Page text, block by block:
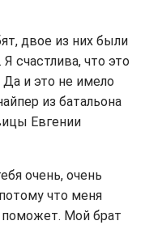
двое из них были
счастлива, что это
Да и это не имело
из батальона
Евгении
очень, очень
что меня
Мой брат